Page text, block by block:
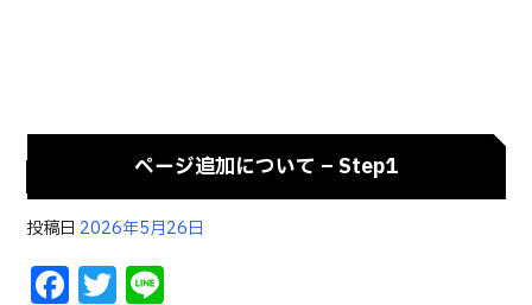
ページ追加について – Step1
投稿日 2026年5月26日
F T